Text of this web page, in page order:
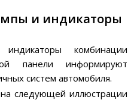
и индикаторы
комбинации
панели информируют
систем автомобиля.
следующей иллюстрации